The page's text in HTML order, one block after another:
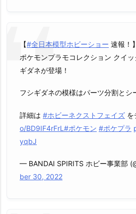
【#全日本模型ホビーショー 速報！】
ポケモンプラモコレクション クイ
ギダネが登場！
フシギダネの模様はパーツ分割とシ
詳細は #ホビーネクストフェイズ を
o/BD9IF4rFrL #ポケモン #ポケプラ
yqbJ
— BANDAI SPIRITS ホビー事業部
ber 30, 2022